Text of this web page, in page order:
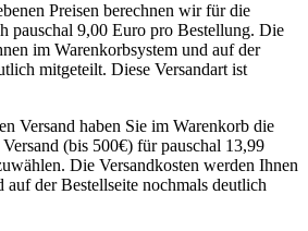
Preisen berechnen wir für die
pauschal 9,00 Euro pro Bestellung. Die
im Warenkorbsystem und auf der
mitgeteilt. Diese Versandart ist
Versand haben Sie im Warenkorb die
(bis 500€) für pauschal 13,99
Die Versandkosten werden Ihnen
auf der Bestellseite nochmals deutlich